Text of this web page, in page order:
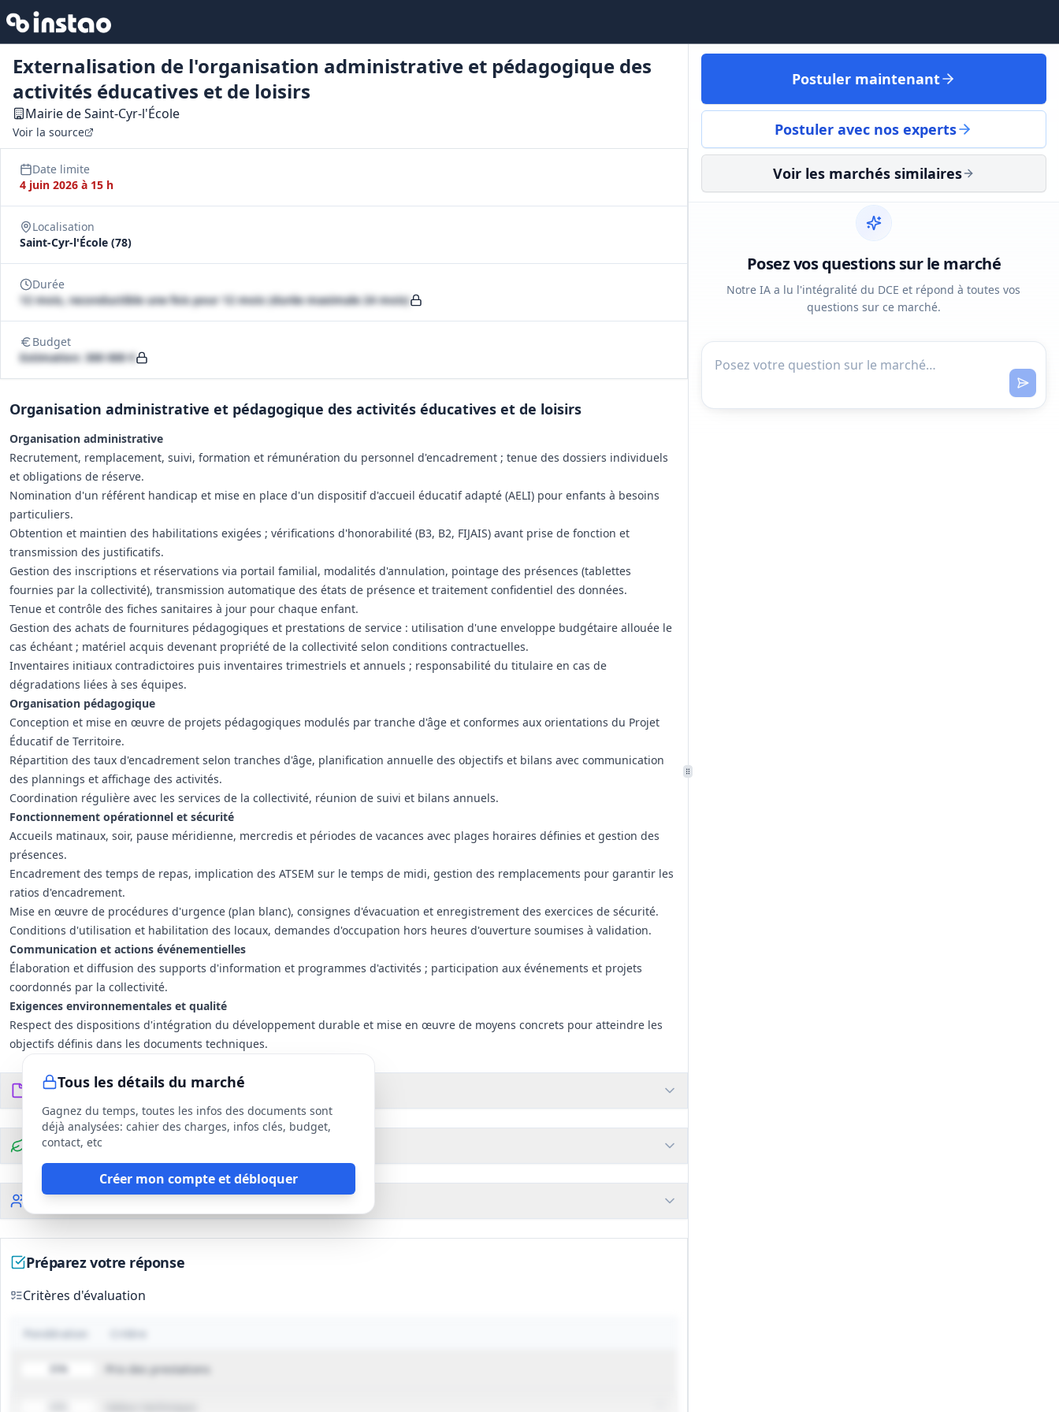
Externalisation de l'organisation administrative et pédagogique des
activités éducatives et de loisirs
Mairie de Saint-Cyr-l'École
Voir la source
Date limite
4 juin 2026 à 15 h
Localisation
Saint-Cyr-l'École (78)
Durée
12 mois, reconductible une fois pour 12 mois (durée maximale 24 mois)
Budget
Estimation: 300 000 €
Organisation administrative et pédagogique des activités éducatives et de loisirs
Organisation administrative
Recrutement, remplacement, suivi, formation et rémunération du personnel d'encadrement ; tenue des dossiers individuels
et obligations de réserve.
Nomination d'un référent handicap et mise en place d'un dispositif d'accueil éducatif adapté (AELI) pour enfants à besoins
particuliers.
Obtention et maintien des habilitations exigées ; vérifications d'honorabilité (B3, B2, FIJAIS) avant prise de fonction et
transmission des justificatifs.
Gestion des inscriptions et réservations via portail familial, modalités d'annulation, pointage des présences (tablettes
fournies par la collectivité), transmission automatique des états de présence et traitement confidentiel des données.
Tenue et contrôle des fiches sanitaires à jour pour chaque enfant.
Gestion des achats de fournitures pédagogiques et prestations de service : utilisation d'une enveloppe budgétaire allouée le
cas échéant ; matériel acquis devenant propriété de la collectivité selon conditions contractuelles.
Inventaires initiaux contradictoires puis inventaires trimestriels et annuels ; responsabilité du titulaire en cas de
dégradations liées à ses équipes.
Organisation pédagogique
Conception et mise en œuvre de projets pédagogiques modulés par tranche d'âge et conformes aux orientations du Projet
Éducatif de Territoire.
Répartition des taux d'encadrement selon tranches d'âge, planification annuelle des objectifs et bilans avec communication
des plannings et affichage des activités.
Coordination régulière avec les services de la collectivité, réunion de suivi et bilans annuels.
Fonctionnement opérationnel et sécurité
Accueils matinaux, soir, pause méridienne, mercredis et périodes de vacances avec plages horaires définies et gestion des
présences.
Encadrement des temps de repas, implication des ATSEM sur le temps de midi, gestion des remplacements pour garantir les
ratios d'encadrement.
Mise en œuvre de procédures d'urgence (plan blanc), consignes d'évacuation et enregistrement des exercices de sécurité.
Conditions d'utilisation et habilitation des locaux, demandes d'occupation hors heures d'ouverture soumises à validation.
Communication et actions événementielles
Élaboration et diffusion des supports d'information et programmes d'activités ; participation aux événements et projets
coordonnés par la collectivité.
Exigences environnementales et qualité
Respect des dispositions d'intégration du développement durable et mise en œuvre de moyens concrets pour atteindre les
objectifs définis dans les documents techniques.
Tous les détails du marché
Gagnez du temps, toutes les infos des documents sont
déjà analysées: cahier des charges, infos clés, budget,
contact, etc
Créer mon compte et débloquer
Documents du DCE 17fichiers
Clauses environnementales
Clauses sociales
Préparez votre réponse
Critères d'évaluation
Pondération Critère
Prix des prestations
Postuler maintenant
Postuler avec nos experts
Voir les marchés similaires
Posez vos questions sur le marché
Notre IA a lu l'intégralité du DCE et répond à toutes vos
questions sur ce marché.